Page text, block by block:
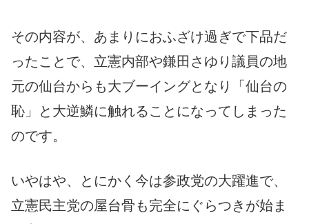
その内容が、あまりにおふざけ過ぎで下品だ
ったことで、立憲内部や鎌田さゆり議員の地
元の仙台からも大ブーイングとなり「仙台の
恥」と大逆鱗に触れることになってしまった
のです。
いやはや、とにかく今は参政党の大躍進で、
立憲民主党の屋台骨も完全にぐらつきが始ま